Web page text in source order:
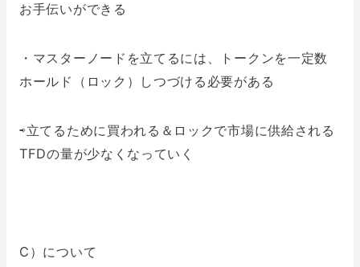
お手伝いができる
・マスターノードを立てるには、トークンを一定数
ホールド（ロック）しつづける必要がある
⇨立てるために買われる＆ロックで市場に供給される
TFDの量が少なくなっていく
C）について